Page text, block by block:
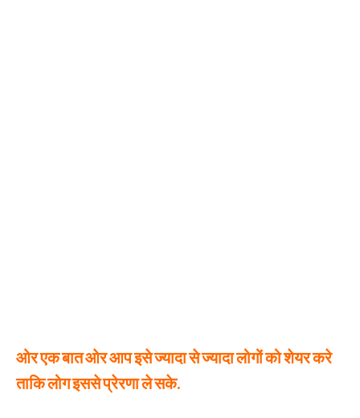
ओर एक बात ओर आप इसे ज्यादा से ज्यादा लोगों को शेयर करे
ताकि लोग इससे प्रेरणा ले सके.